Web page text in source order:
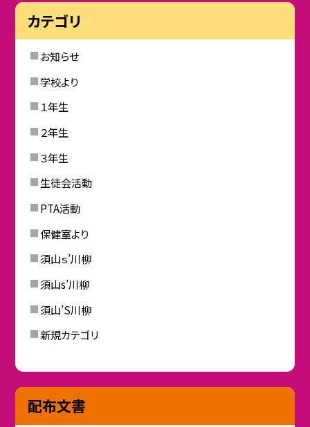
カテゴリ
お知らせ
学校より
１年生
２年生
３年生
生徒会活動
PTA活動
保健室より
須山ｓ’川柳
須山s’川柳
須山’S川柳
新規カテゴリ
配布文書